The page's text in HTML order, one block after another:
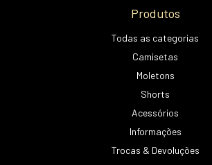
Produtos
Todas as categorias
Camisetas
Moletons
Shorts
Acessórios
Informações
Trocas & Devoluções